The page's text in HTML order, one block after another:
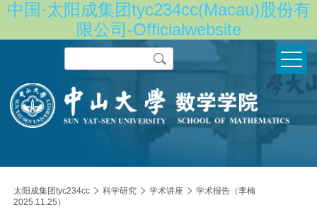
中国·太阳成集团tyc234cc(Macau)股份有
限公司-Officialwebsite
导
航
太阳成集团tyc234cc  科学研究  学术讲座  学术报告（李楠
2025.11.25）